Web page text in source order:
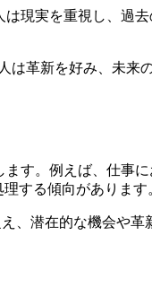
現実を重視し、過
は革新を好み、未来
す。例えば、仕事
する傾向があります
、潜在的な機会や